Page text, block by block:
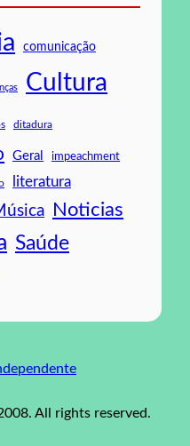
comunicação
Cultura
ditadura
Geral impeachment
literatura
Noticias
Saúde
All rights reserved.